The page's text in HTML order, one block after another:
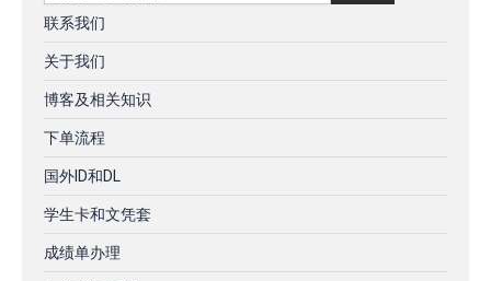
联系我们
关于我们
博客及相关知识
下单流程
国外ID和DL
学生卡和文凭套
成绩单办理